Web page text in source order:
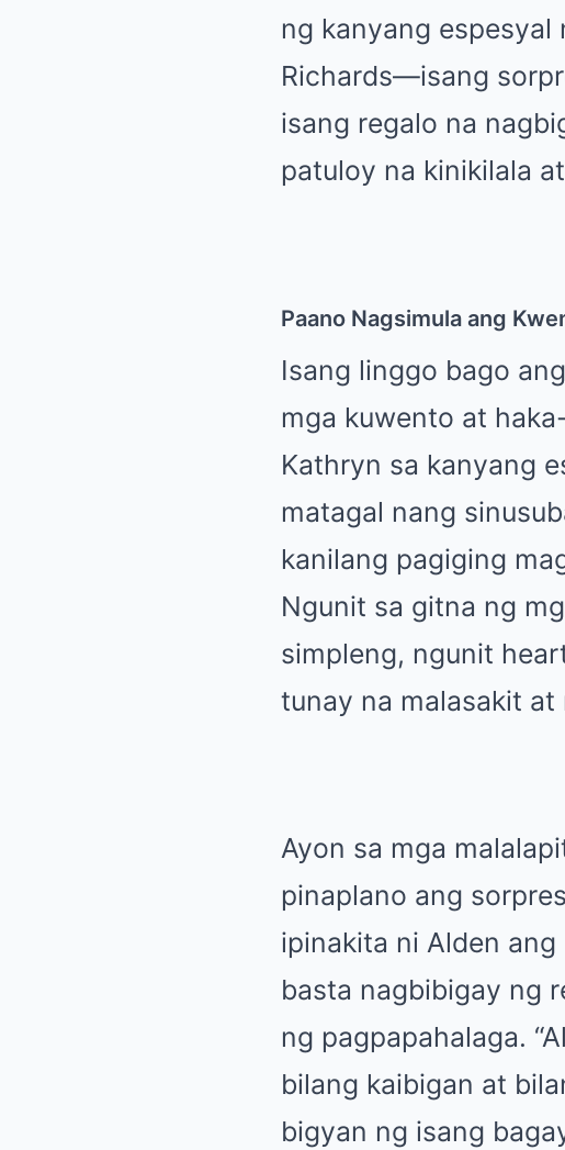
ng kanyang espesyal
Richards—isang
isang regalo na
patuloy na kinikilala
Paano Nagsimula ang
Isang linggo bago
mga kuwento at
Kathryn sa kanyang
matagal nang
kanilang pagiging
Ngunit sa gitna ng
simpleng, ngunit
tunay na malasakit
Ayon sa mga
pinaplano ang
ipinakita ni Alden
basta nagbibigay ng
ng pagpapahalaga.
bilang kaibigan at
bigyan ng isang